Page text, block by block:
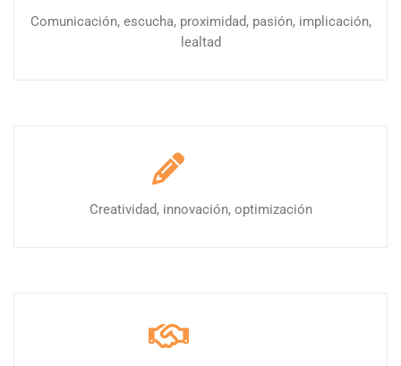
Comunicación, escucha, proximidad, pasión, implicación,
lealtad
Creatividad, innovación, optimización